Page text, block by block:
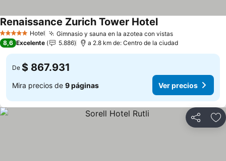
5 Estrellas Hotel Gimnasio y sauna en la azotea con vistasVer precios
Renaissance Zurich Tower HotelVer precios
8,6 Excelente 5.886 a 2.8 km de: Centro de la ciudad
De $ 867.931
Mira precios de 9 páginas Ver precios
Compartir